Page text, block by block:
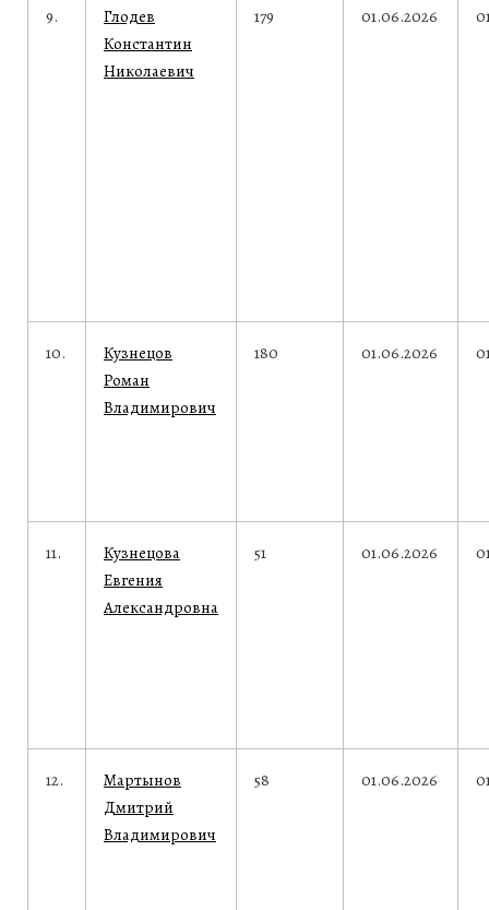
9.
Глодев
Константин
Николаевич
179 01.06.2026
10.
Кузнецов
Роман
Владимирович
180 01.06.2026
11.
Кузнецова
Евгения
Александровна
51 01.06.2026
12.
Мартынов
Дмитрий
Владимирович
58 01.06.2026